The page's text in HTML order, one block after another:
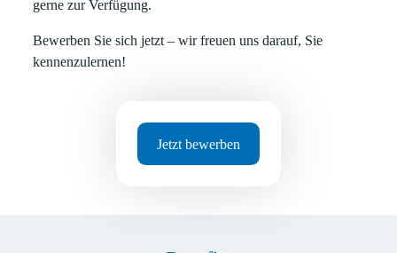
gerne zur Verfügung.
Bewerben Sie sich jetzt – wir freuen uns darauf, Sie
kennenzulernen!
Jetzt bewerben